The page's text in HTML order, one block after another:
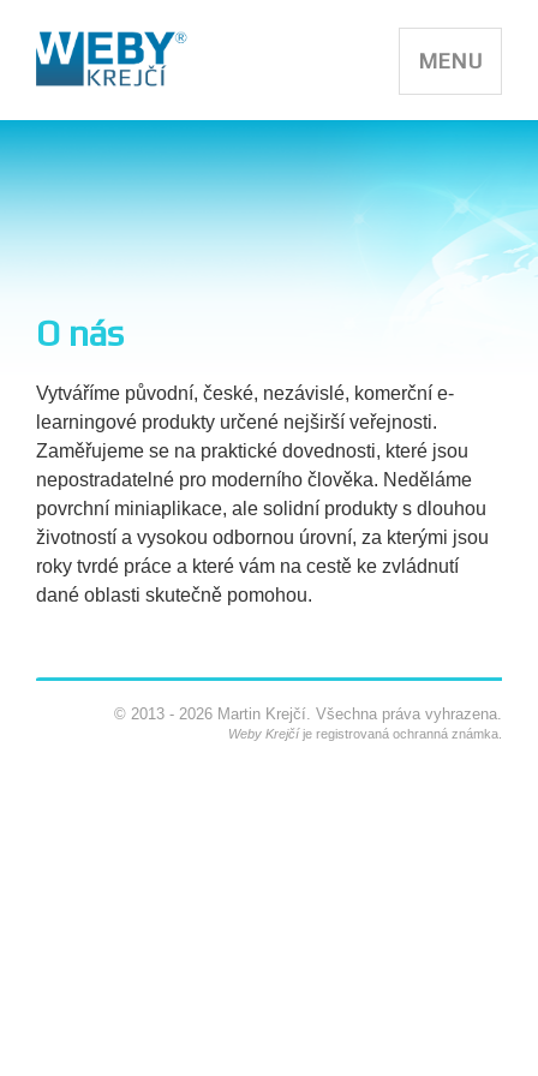
MENU
O nás
Vytváříme původní, české, nezávislé, komerční e-
learningové produkty určené nejširší veřejnosti.
Zaměřujeme se na praktické dovednosti, které jsou
nepostradatelné pro moderního člověka. Neděláme
povrchní miniaplikace, ale solidní produkty s dlouhou
životností a vysokou odbornou úrovní, za kterými jsou
roky tvrdé práce a které vám na cestě ke zvládnutí
dané oblasti skutečně pomohou.
© 2013 - 2026 Martin Krejčí. Všechna práva vyhrazena.
Weby Krejčíje registrovaná ochranná známka.